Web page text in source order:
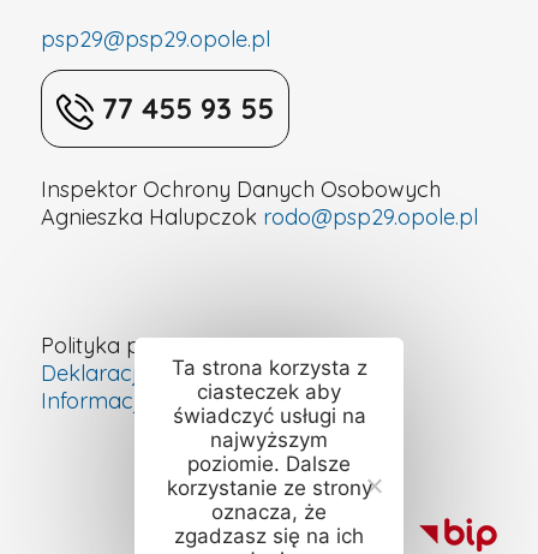
psp29@psp29.opole.pl
77 455 93 55
Inspektor Ochrony Danych Osobowych
Agnieszka Halupczok rodo@psp29.opole.pl
Polityka prywatności
Deklaracja dostępności cyfrowej
Informacje o szkole – ETR
Ta strona korzysta z
ciasteczek aby
świadczyć usługi na
najwyższym
poziomie. Dalsze
korzystanie ze strony
oznacza, że
zgadzasz się na ich